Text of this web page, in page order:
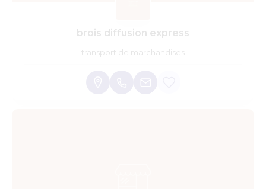
brois diffusion express
transport de marchandises